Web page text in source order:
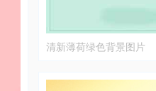
清新薄荷绿色背景图片